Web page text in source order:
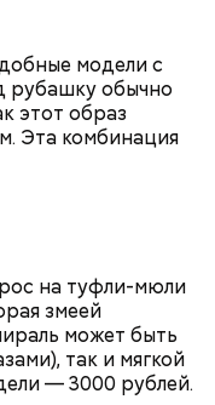
модели с
рубашку обычно
этот образ
Эта комбинация
на туфли-мюли
змеей
может быть
так и мягкой
— 3000 рублей.
и
соком
белая
после их
использовать
собеседник